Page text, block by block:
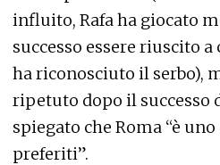
influito, Rafa ha giocato
successo essere riuscito
ha riconosciuto il serbo),
ripetuto dopo il successo
spiegato che Roma “è
preferiti”.